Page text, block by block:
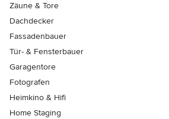
Zäune & Tore
Dachdecker
Fassadenbauer
Tür- & Fensterbauer
Garagentore
Fotografen
Heimkino & Hifi
Home Staging